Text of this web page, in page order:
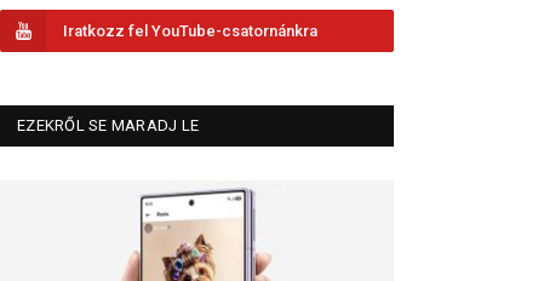
Iratkozz fel YouTube-csatornánkra
EZEKRŐL SE MARADJ LE